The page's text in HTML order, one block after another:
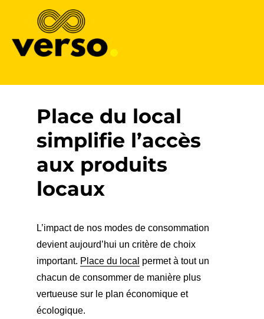
Place du local
simplifie l’accès
aux produits
locaux
L’impact de nos modes de consommation
devient aujourd’hui un critère de choix
important. Place du local permet à tout un
chacun de consommer de manière plus
vertueuse sur le plan économique et
écologique.